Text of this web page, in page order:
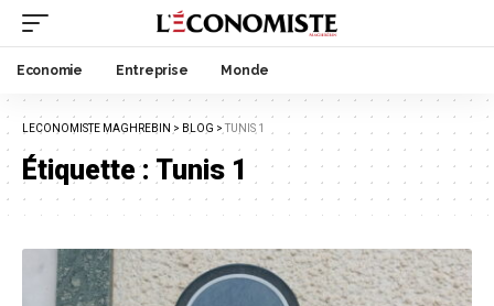
Economie Entreprise Monde
LECONOMISTE MAGHREBIN > BLOG >TUNIS 1
Étiquette : Tunis 1